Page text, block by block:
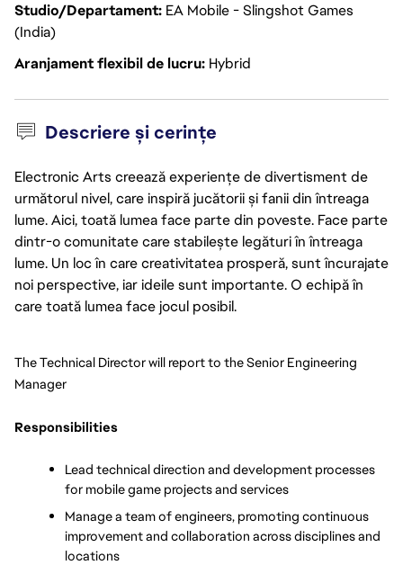
Studio/Departament EA Mobile - Slingshot Games
(India)
Aranjament flexibil de lucru Hybrid
Descriere și cerințe
Electronic Arts creează experiențe de divertisment de
următorul nivel, care inspiră jucătorii și fanii din întreaga
lume. Aici, toată lumea face parte din poveste. Face parte
dintr-o comunitate care stabilește legături în întreaga
lume. Un loc în care creativitatea prosperă, sunt încurajate
noi perspective, iar ideile sunt importante. O echipă în
care toată lumea face jocul posibil.
The Technical Director will report to the Senior Engineering
Manager
Responsibilities
Lead technical direction and development processes
for mobile game projects and services
Manage a team of engineers, promoting continuous
improvement and collaboration across disciplines and
locations